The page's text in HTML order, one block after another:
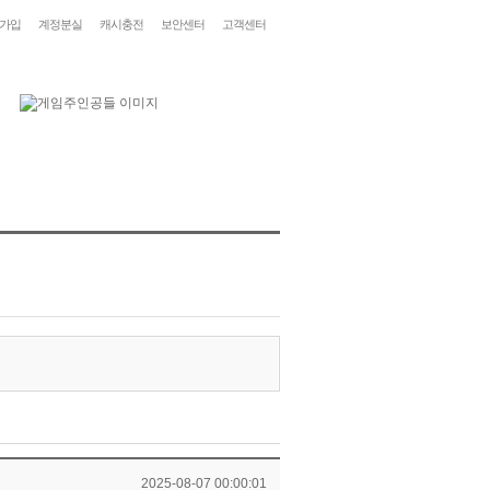
입 계정분실 캐시충전 보안센터 고객센터
2025-08-07 00:00:01